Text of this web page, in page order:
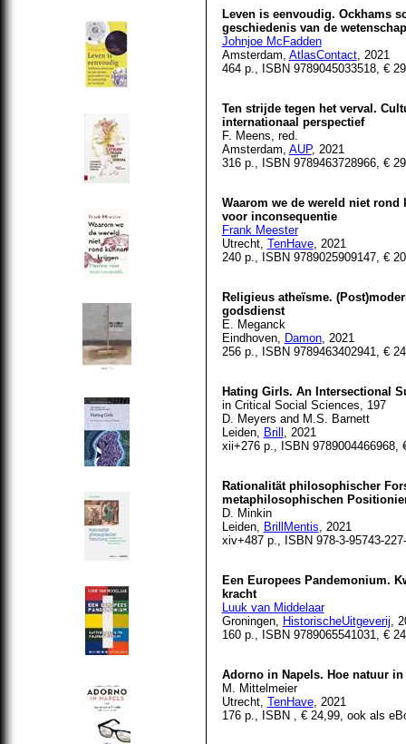
Leven is eenvoudig. Ockhams
geschiedenis van de
Johnjoe McFadden
Amsterdam, AtlasContact, 2021
464 p., ISBN 9789045033518, €
Ten strijde tegen het verval.
internationaal perspectief
F. Meens, red.
Amsterdam, AUP, 2021
316 p., ISBN 9789463728966, €
Waarom we de wereld niet
voor inconsequentie
Frank Meester
Utrecht, TenHave, 2021
240 p., ISBN 9789025909147, €
Religieus atheïsme.
godsdienst
E. Meganck
Eindhoven, Damon, 2021
256 p., ISBN 9789463402941, €
Hating Girls. An Intersectional
in Critical Social Sciences, 197
D. Meyers and M.S. Barnett
Leiden, Brill , 2021
xii+276 p., ISBN 9789004466968,
Rationalität philosophischer
metaphilosophischen
D. Minkin
Leiden, BrillMentis, 2021
xiv+487 p., ISBN 978-3-95743-
Een Europees Pandemonium.
kracht
Luuk van Middelaar
Groningen, HistorischeUitgeverij,
160 p., ISBN 9789065541031, €
Adorno in Napels. Hoe natuur
M. Mittelmeier
Utrecht, TenHave, 2021
176 p., ISBN , € 24,99, ook als